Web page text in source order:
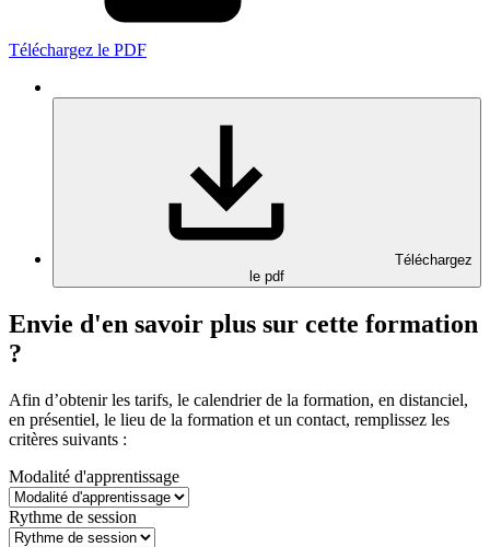
Téléchargez le PDF
Téléchargez
le pdf
Envie d'en savoir plus sur cette formation
?
Afin d’obtenir les tarifs, le calendrier de la formation, en distanciel,
en présentiel, le lieu de la formation et un contact, remplissez les
critères suivants :
Modalité d'apprentissage
Rythme de session